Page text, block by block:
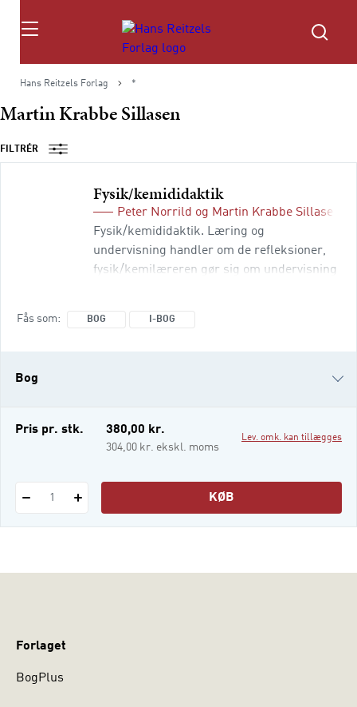
Søg
Hans Reitzels Forlag *
Martin Krabbe Sillasen
FILTRÉR
Fysik/kemididaktik
Peter Norrild og Martin Krabbe Sillasen
Fysik/kemididaktik. Læring og
undervisning handler om de refleksioner,
fysik/kemilæreren gør sig om undervisning
Fås som BOG I-BOG
Bog
i-bog
Pris pr. stk. 380,00 kr.
304,00 kr. ekskl. moms
Lev. omk. kan tillægges
1 KØB
Forlaget
BogPlus